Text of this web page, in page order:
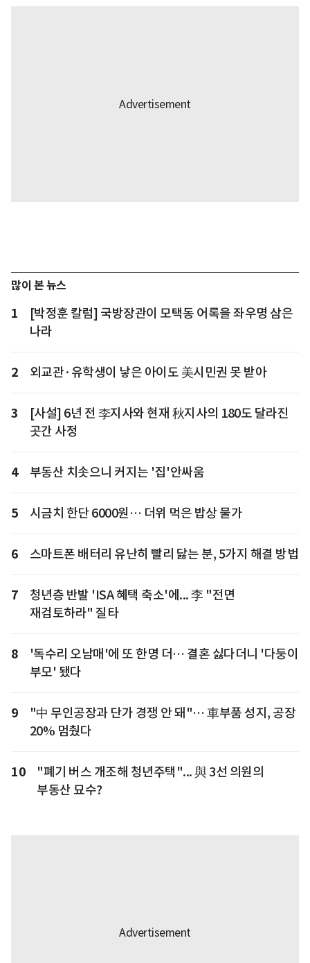
많이 본 뉴스
1
[박정훈 칼럼] 국방장관이 모택동 어록을 좌우명 삼은
나라
2 외교관·유학생이 낳은 아이도 美시민권 못 받아
3
[사설] 6년 전 李지사와 현재 秋지사의 180도 달라진
곳간 사정
4 부동산 치솟으니 커지는 '집'안싸움
5 시금치 한단 6000원… 더위 먹은 밥상 물가
6 스마트폰 배터리 유난히 빨리 닳는 분, 5가지 해결 방법
7
청년층 반발 'ISA 혜택 축소'에... 李 "전면
재검토하라" 질타
8
'독수리 오남매'에 또 한명 더… 결혼 싫다더니 '다둥이
부모' 됐다
9
"中 무인공장과 단가 경쟁 안 돼"… 車부품 성지, 공장
20% 멈췄다
10
"폐기 버스 개조해 청년주택"... 與 3선 의원의
부동산 묘수?